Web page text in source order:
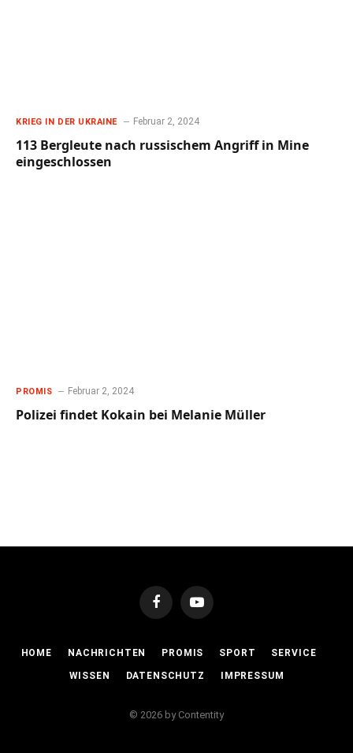
KRIEG IN DER UKRAINE Februar 2, 2024
113 Bergleute nach russischem Angriff in Mine
eingeschlossen
PROMIS Februar 2, 2024
Polizei findet Kokain bei Melanie Müller
FacebookYouTube
HOME NACHRICHTEN PROMIS SPORT SERVICE
WISSEN DATENSCHUTZ IMPRESSUM
© 2026 by Contentity